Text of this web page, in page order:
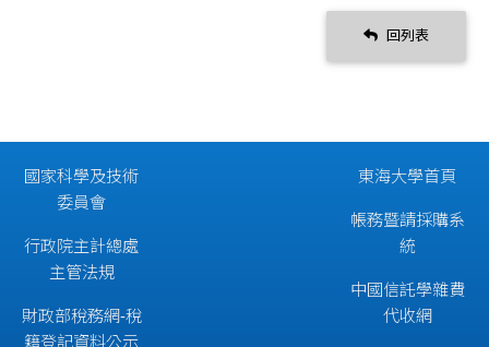
回列表
國家科學及技術
委員會
行政院主計總處
主管法規
財政部稅務網-稅
籍登記資料公示
東海大學首頁
帳務暨請採購系
統
中國信託學雜費
代收網